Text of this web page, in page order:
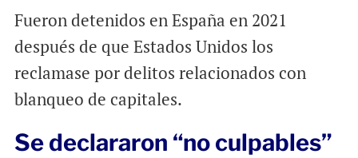
Fueron detenidos en España en 2021
después de que Estados Unidos los
reclamase por delitos relacionados con
blanqueo de capitales.
Se declararon “no culpables”